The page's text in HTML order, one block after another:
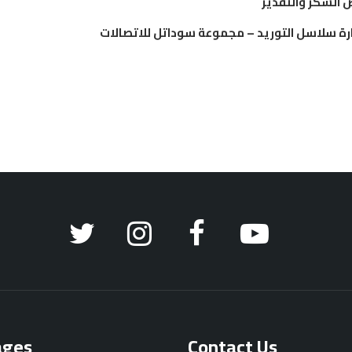
سلاسل التوريد – مجموعة سوداتل للاتصالات